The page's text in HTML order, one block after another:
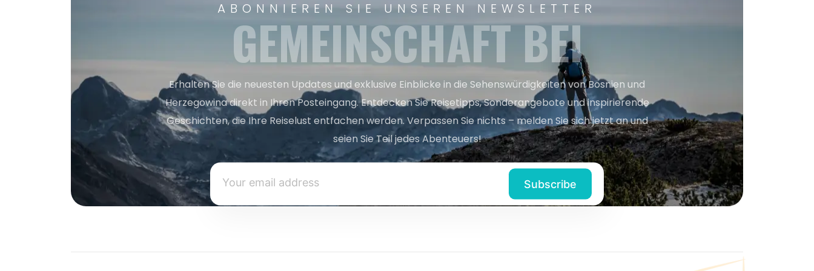
ABONNIEREN SIE UNSEREN NEWSLETTER
GEMEINSCHAFT BEI
Erhalten Sie die neuesten Updates und exklusive Einblicke in die Sehenswürdigkeiten von Bosnien und
Herzegowina direkt in Ihren Posteingang. Entdecken Sie Reisetipps, Sonderangebote und inspirierende
Geschichten, die Ihre Reiselust entfachen werden. Verpassen Sie nichts – melden Sie sich jetzt an und
seien Sie Teil jedes Abenteuers!